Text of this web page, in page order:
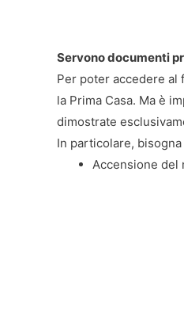
Servono documenti
Per poter accedere al
la Prima Casa. Ma è
dimostrate
In particolare,
Accensione del